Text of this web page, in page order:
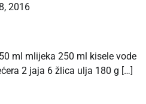
2016
ml mlijeka 250 ml kisele vode
2 jaja 6 žlica ulja 180 g […]